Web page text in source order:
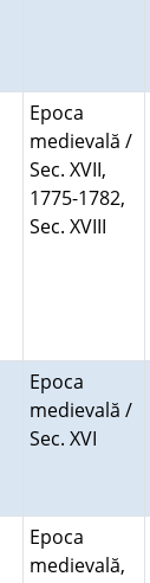
Epoca
medievală /
Sec. XVII,
1775-1782,
Sec. XVIII
Epoca
medievală /
Sec. XVI
Epoca
medievală,